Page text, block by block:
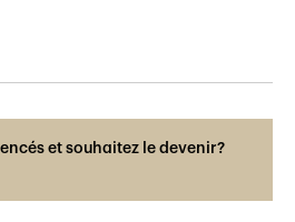
et souhaitez le devenir?